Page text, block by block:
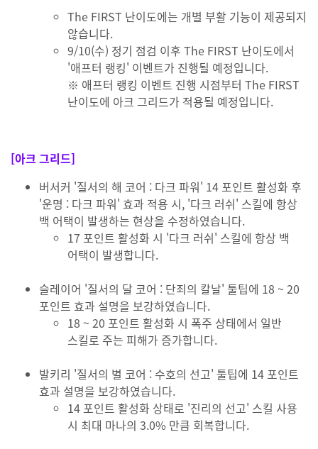
The FIRST 난이도에는 개별 부활 기능이 제공되지
않습니다.
9/10(수) 정기 점검 이후 The FIRST 난이도에서
'애프터 랭킹' 이벤트가 진행될 예정입니다.
※ 애프터 랭킹 이벤트 진행 시점부터 The FIRST
난이도에 아크 그리드가 적용될 예정입니다.
[아크 그리드]
버서커 '질서의 해 코어 : 다크 파워' 14 포인트 활성화 후
'운명 : 다크 파워' 효과 적용 시, '다크 러쉬' 스킬에 항상
백 어택이 발생하는 현상을 수정하였습니다.
17 포인트 활성화 시 '다크 러쉬' 스킬에 항상 백
어택이 발생합니다.
슬레이어 '질서의 달 코어 : 단죄의 칼날' 툴팁에 18 ~ 20
포인트 효과 설명을 보강하였습니다.
18 ~ 20 포인트 활성화 시 폭주 상태에서 일반
스킬로 주는 피해가 증가합니다.
발키리 '질서의 별 코어 : 수호의 선고' 툴팁에 14 포인트
효과 설명을 보강하였습니다.
14 포인트 활성화 상태로 '진리의 선고' 스킬 사용
시 최대 마나의 3.0% 만큼 회복합니다.